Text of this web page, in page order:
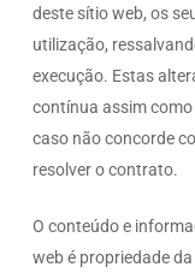
deste sítio web, os
utilização,
execução. Estas
contínua assim
caso não concorde
resolver o contrato.
O conteúdo e
web é propriedade da